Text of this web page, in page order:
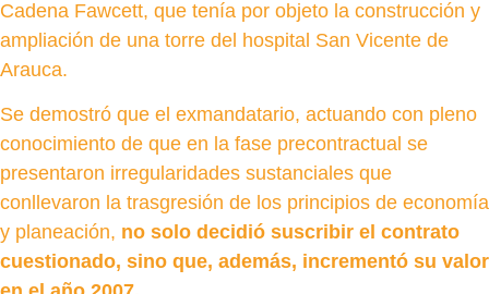
Cadena Fawcett, que tenía por objeto la construcción y
ampliación de una torre del hospital San Vicente de
Arauca.
Se demostró que el exmandatario, actuando con pleno
conocimiento de que en la fase precontractual se
presentaron irregularidades sustanciales que
conllevaron la trasgresión de los principios de economía
y planeación, no solo decidió suscribir el contrato
cuestionado, sino que, además, incrementó su valor